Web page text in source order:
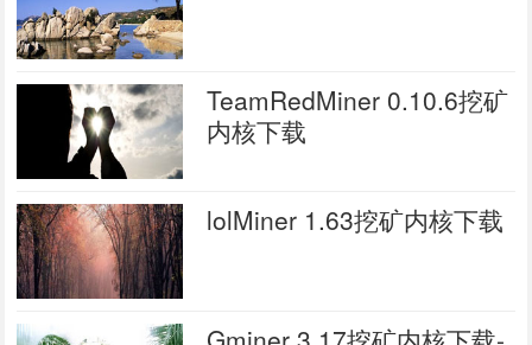
TeamRedMiner 0.10.6挖矿
内核下载
lolMiner 1.63挖矿内核下载